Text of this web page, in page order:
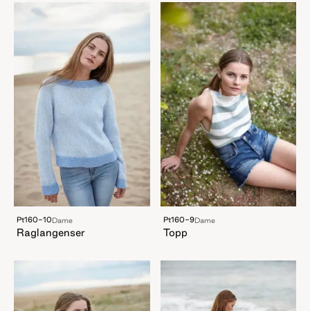
Pt160-10Dame
Raglangenser
Pt160-9Dame
Topp